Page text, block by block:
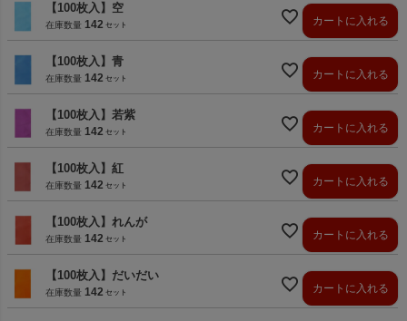
【100枚入】空
在庫数量 142 カートに入れる
【100枚入】青
在庫数量 142 カートに入れる
【100枚入】若紫
在庫数量 142 カートに入れる
【100枚入】紅
在庫数量 142 カートに入れる
【100枚入】れんが
在庫数量 142 カートに入れる
【100枚入】だいだい
在庫数量 142 カートに入れる